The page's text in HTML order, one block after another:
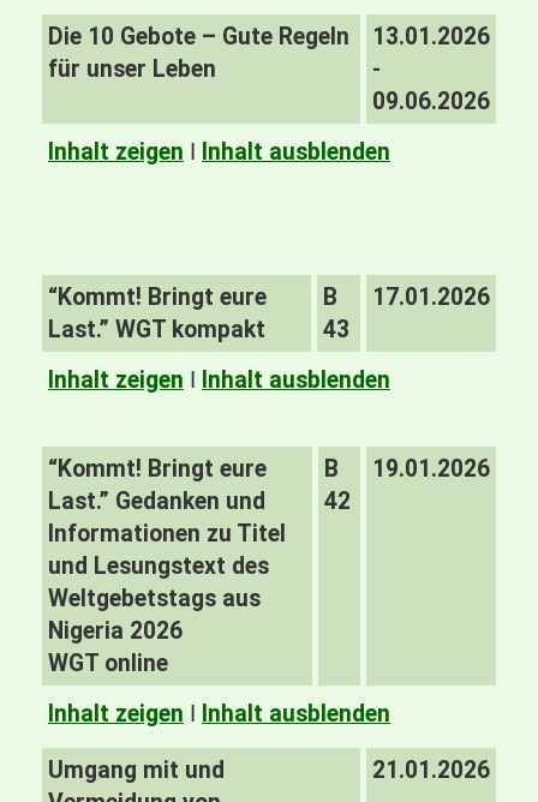
Die 10 Gebote – Gute Regeln
für unser Leben
13.01.2026
-
09.06.2026
Inhalt zeigen I Inhalt ausblenden
“Kommt! Bringt eure
Last.” WGT kompakt
B
43
17.01.2026
Inhalt zeigen I Inhalt ausblenden
“Kommt! Bringt eure
Last.” Gedanken und
Informationen zu Titel
und Lesungstext des
Weltgebetstags aus
Nigeria 2026
WGT online
B
42
19.01.2026
Inhalt zeigen I Inhalt ausblenden
Umgang mit und
21.01.2026